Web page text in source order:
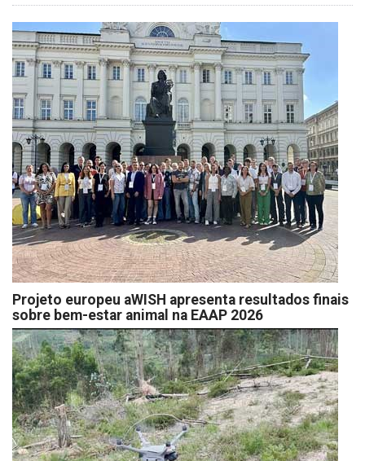
Projeto europeu aWISH apresenta resultados finais
sobre bem-estar animal na EAAP 2026